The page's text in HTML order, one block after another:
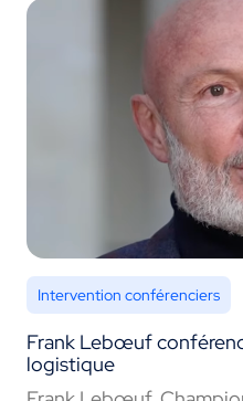
Intervention conférenciers
Frank Lebœuf
logistique